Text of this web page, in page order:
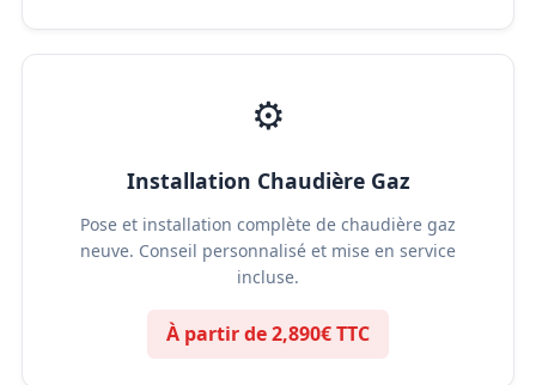
⚙️
Installation Chaudière Gaz
Pose et installation complète de chaudière gaz
neuve. Conseil personnalisé et mise en service
incluse.
À partir de 2,890€ TTC